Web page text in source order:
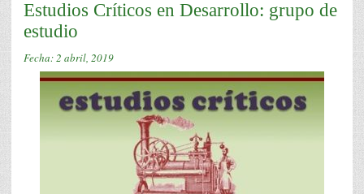
Estudios Críticos en Desarrollo: grupo de
estudio
Fecha:2 abril, 2019